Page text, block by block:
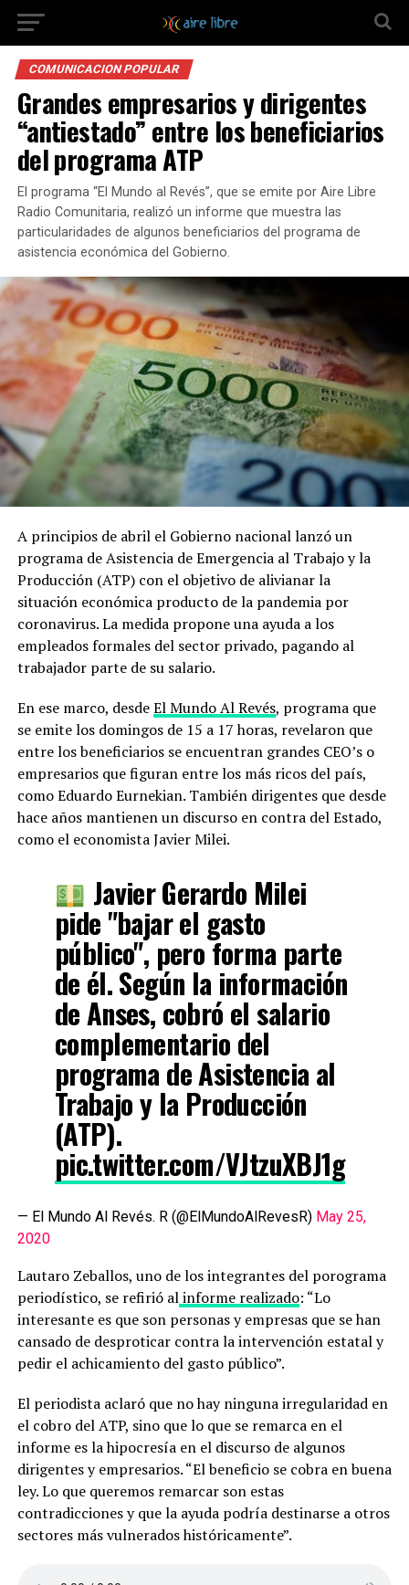
COMUNICACION POPULAR
Grandes empresarios y dirigentes
“antiestado” entre los beneficiarios
del programa ATP
El programa “El Mundo al Revés”, que se emite por Aire Libre
Radio Comunitaria, realizó un informe que muestra las
particularidades de algunos beneficiarios del programa de
asistencia económica del Gobierno.
A principios de abril el Gobierno nacional lanzó un
programa de Asistencia de Emergencia al Trabajo y la
Producción (ATP) con el objetivo de alivianar la
situación económica producto de la pandemia por
coronavirus. La medida propone una ayuda a los
empleados formales del sector privado, pagando al
trabajador parte de su salario.
En ese marco, desdeEl Mundo Al Revés, programa que
se emite los domingos de 15 a 17 horas, revelaron que
entre los beneficiarios se encuentran grandes CEO’s o
empresarios que figuran entre los más ricos del país,
como Eduardo Eurnekian. También dirigentes que desde
hace años mantienen un discurso en contra del Estado,
como el economista Javier Milei.
Javier Gerardo Milei
pide "bajar el gasto
público", pero forma parte
de él. Según la información
de Anses, cobró el salario
complementario del
programa de Asistencia al
Trabajo y la Producción
(ATP).
pic.twitter.com/VJtzuXBJ1g
— El Mundo Al Revés. R (@ElMundoAlRevesR) May 25,
2020
Lautaro Zeballos, uno de los integrantes del porograma
periodístico, se refirió alinforme realizado: “Lo
interesante es que son personas y empresas que se han
cansado de desproticar contra la intervención estatal y
pedir el achicamiento del gasto público”.
El periodista aclaró que no hay ninguna irregularidad en
el cobro del ATP, sino que lo que se remarca en el
informe es la hipocresía en el discurso de algunos
dirigentes y empresarios. “El beneficio se cobra en buena
ley. Lo que queremos remarcar son estas
contradicciones y que la ayuda podría destinarse a otros
sectores más vulnerados históricamente”.